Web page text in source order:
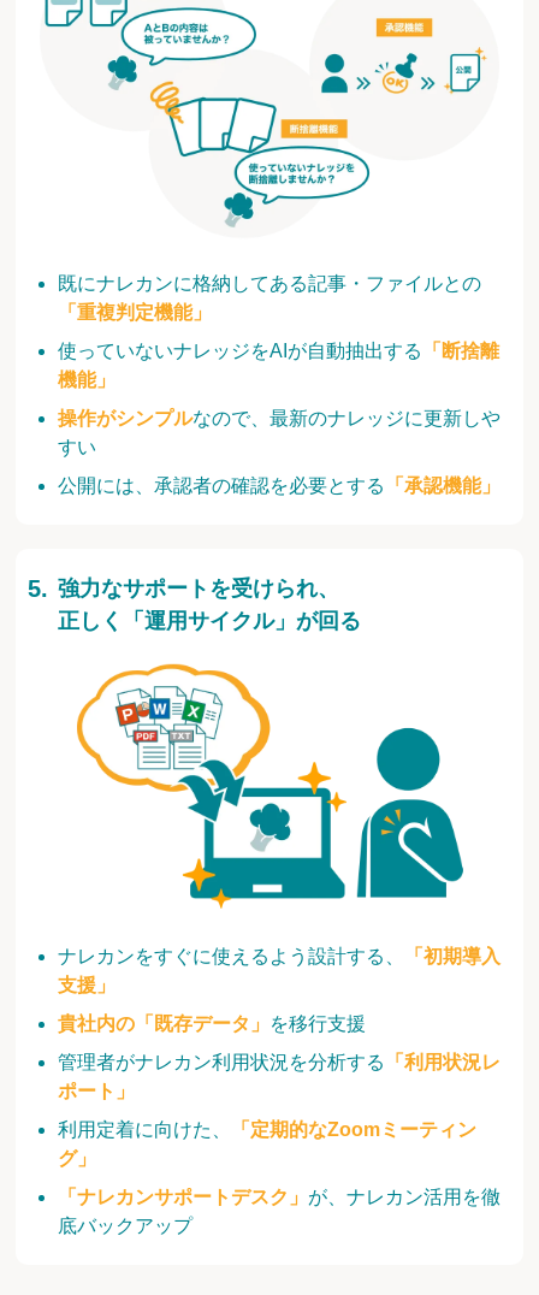
既にナレカンに格納してある記事・ファイルとの
「重複判定機能」
使っていないナレッジをAIが自動抽出する
「断捨離
機能」
操作がシンプルなので、最新のナレッジに更新しや
すい
公開には、承認者の確認を必要とする
「承認機能」
ナレカンをすぐに使えるよう設計する、
「初期導入
支援」
貴社内の「既存データ」 を移行支援
管理者がナレカン利用状況を分析する
「利用状況レ
ポート」
利用定着に向けた、
「定期的なZoomミーティン
グ」
「ナレカンサポートデスク」 が、ナレカン活用を徹
底バックアップ
強力なサポートを受けられ、
正しく「運用サイクル」が回る